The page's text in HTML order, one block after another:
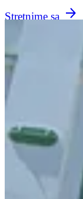
Stretnime sa